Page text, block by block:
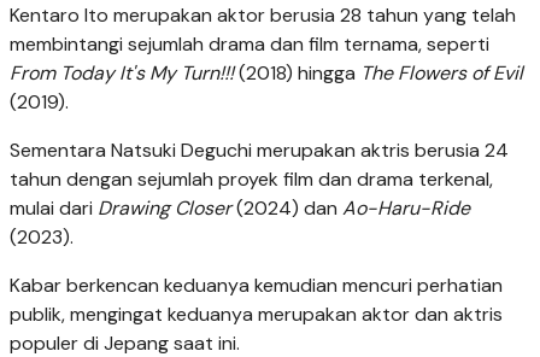
Kentaro Ito merupakan aktor berusia 28 tahun yang telah
membintangi sejumlah drama dan film ternama, seperti
From Today It's My Turn!!!(2018) hingga The Flowers of Evil
(2019).
Sementara Natsuki Deguchi merupakan aktris berusia 24
tahun dengan sejumlah proyek film dan drama terkenal,
mulai dari Drawing Closer(2024) dan Ao-Haru-Ride
(2023).
Kabar berkencan keduanya kemudian mencuri perhatian
publik, mengingat keduanya merupakan aktor dan aktris
populer di Jepang saat ini.